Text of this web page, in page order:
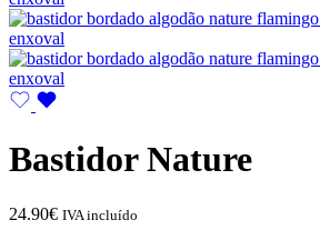
Bastidor Nature
24.90€ IVA incluído